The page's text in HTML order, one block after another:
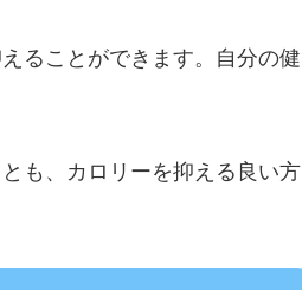
ることができます。自分の健
も、カロリーを抑える良い方